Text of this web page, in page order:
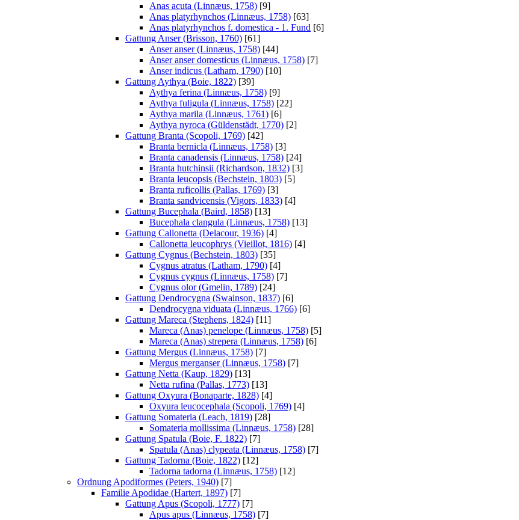
Anas acuta (Linnæus, 1758) [9]
Anas platyrhynchos (Linnæus, 1758) [63]
Anas platyrhynchos f. domestica - 1. Fund [6]
Gattung Anser (Brisson, 1760) [61]
Anser anser (Linnæus, 1758) [44]
Anser anser domesticus (Linnæus, 1758) [7]
Anser indicus (Latham, 1790) [10]
Gattung Aythya (Boie, 1822) [39]
Aythya ferina (Linnæus, 1758) [9]
Aythya fuligula (Linnæus, 1758) [22]
Aythya marila (Linnæus, 1761) [6]
Aythya nyroca (Güldenstädt, 1770) [2]
Gattung Branta (Scopoli, 1769) [42]
Branta bernicla (Linnæus, 1758) [3]
Branta canadensis (Linnæus, 1758) [24]
Branta hutchinsii (Richardson, 1832) [3]
Branta leucopsis (Bechstein, 1803) [5]
Branta ruficollis (Pallas, 1769) [3]
Branta sandvicensis (Vigors, 1833) [4]
Gattung Bucephala (Baird, 1858) [13]
Bucephala clangula (Linnæus, 1758) [13]
Gattung Callonetta (Delacour, 1936) [4]
Callonetta leucophrys (Vieillot, 1816) [4]
Gattung Cygnus (Bechstein, 1803) [35]
Cygnus atratus (Latham, 1790) [4]
Cygnus cygnus (Linnæus, 1758) [7]
Cygnus olor (Gmelin, 1789) [24]
Gattung Dendrocygna (Swainson, 1837) [6]
Dendrocygna viduata (Linnæus, 1766) [6]
Gattung Mareca (Stephens, 1824) [11]
Mareca (Anas) penelope (Linnæus, 1758) [5]
Mareca (Anas) strepera (Linnæus, 1758) [6]
Gattung Mergus (Linnæus, 1758) [7]
Mergus merganser (Linnæus, 1758) [7]
Gattung Netta (Kaup, 1829) [13]
Netta rufina (Pallas, 1773) [13]
Gattung Oxyura (Bonaparte, 1828) [4]
Oxyura leucocephala (Scopoli, 1769) [4]
Gattung Somateria (Leach, 1819) [28]
Somateria mollissima (Linnæus, 1758) [28]
Gattung Spatula (Boie, F. 1822) [7]
Spatula (Anas) clypeata (Linnæus, 1758) [7]
Gattung Tadorna (Boie, 1822) [12]
Tadorna tadorna (Linnæus, 1758) [12]
Ordnung Apodiformes (Peters, 1940) [7]
Familie Apodidae (Hartert, 1897) [7]
Gattung Apus (Scopoli, 1777) [7]
Apus apus (Linnæus, 1758) [7]